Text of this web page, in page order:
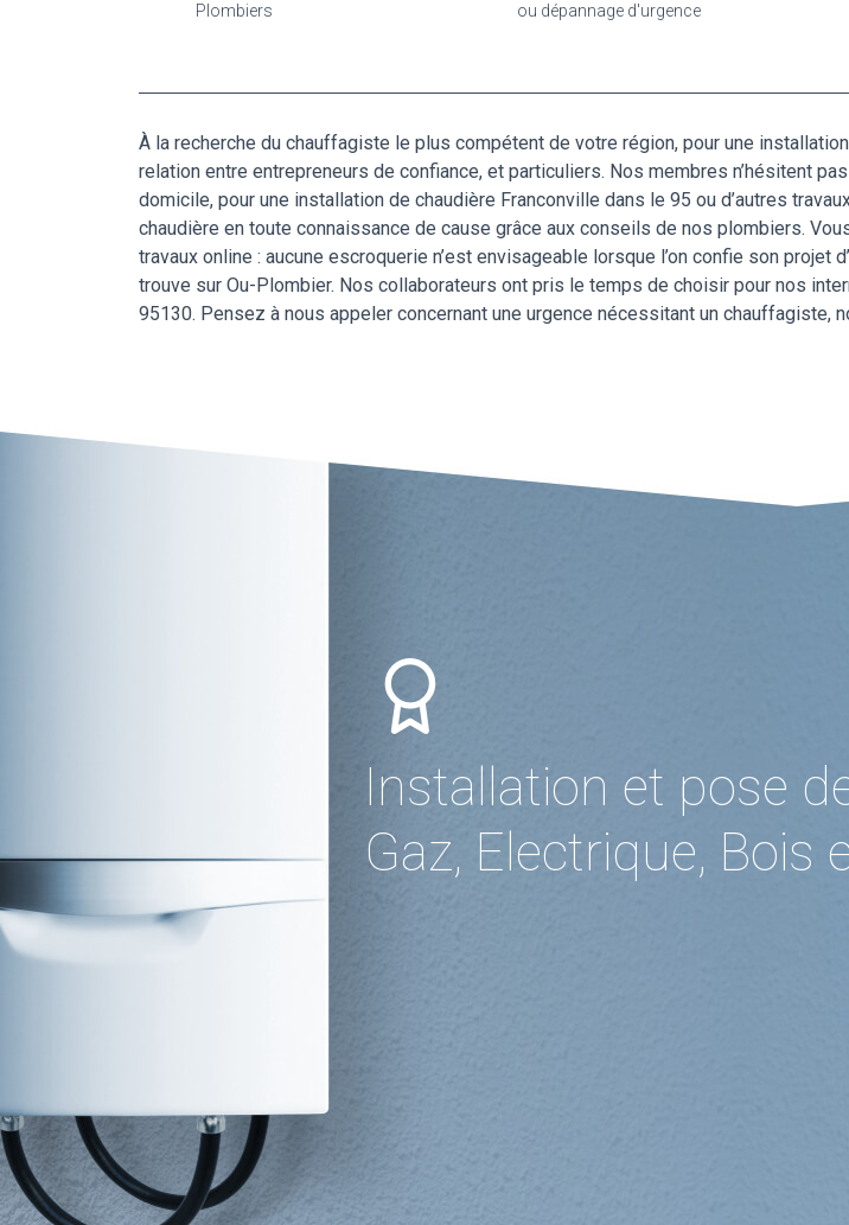
Plombiers
ou dépannage d'urgence
À la recherche du chauffagiste le plus compétent de votre région, pour une
relation entre entrepreneurs de confiance, et particuliers. Nos membres n’hésitent
domicile, pour une installation de chaudière Franconville dans le 95 ou d’autres
chaudière en toute connaissance de cause grâce aux conseils de nos plombiers.
travaux online : aucune escroquerie n’est envisageable lorsque l’on confie son projet
trouve sur Ou-Plombier. Nos collaborateurs ont pris le temps de choisir pour nos
95130. Pensez à nous appeler concernant une urgence nécessitant un
Installation et pose
Gaz, Electrique, Bois